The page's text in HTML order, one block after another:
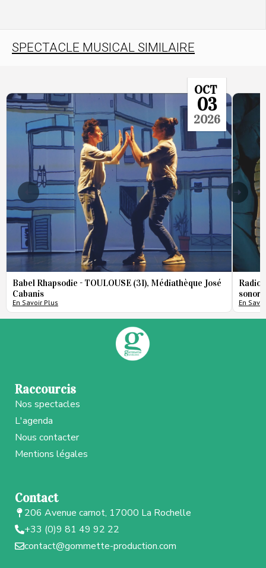
SPECTACLE MUSICAL SIMILAIRE
OCT
03
2026
Babel Rhapsodie - TOULOUSE (31), Médiathèque José
Cabanis
En Savoir Plus
Radio
En
Raccourcis
Nos spectacles
L'agenda
Nous contacter
Mentions légales
Contact
206 Avenue carnot, 17000 La Rochelle
+33 (0)9 81 49 92 22
contact@gommette-production.com